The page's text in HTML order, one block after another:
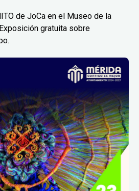
de JoCa en el Museo de la
gratuita sobre